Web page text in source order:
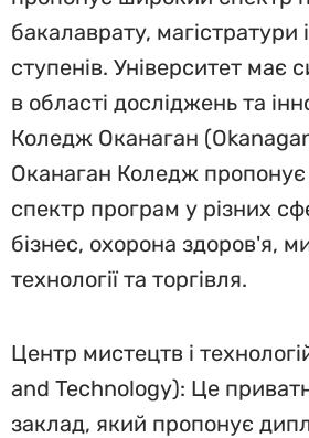
бакалаврату, магістратури
ступенів. Університет має
в області досліджень та
Коледж Оканаган
Оканаган Коледж
спектр програм у різних
бізнес, охорона здоров'я,
технології та торгівля.
Центр мистецтв і
and Technology): Це
заклад, який пропонує